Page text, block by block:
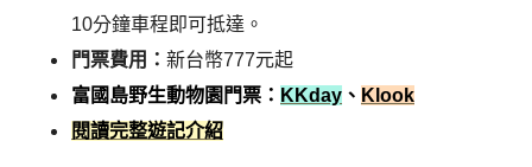
10分鐘車程即可抵達。
門票費用： 新台幣777元起
富國島野生動物園門票： KKday 、 Klook
閱讀完整遊記介紹